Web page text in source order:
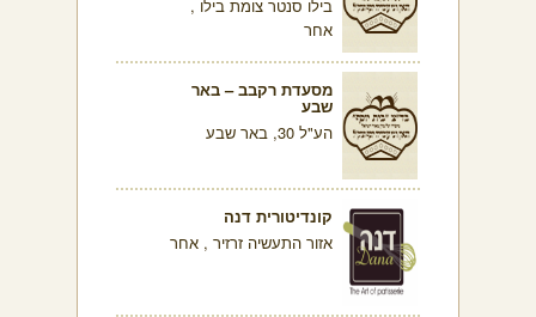
בילו סנטר צומת בילו ,
אחר
מסעדת רקבב – באר
שבע
הע"ל 30, באר שבע
קונדיטורית דנה
אזור התעשיה זרזיר , אחר